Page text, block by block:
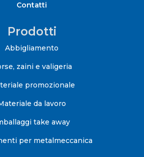
Contatti
Prodotti
Abbigliamento
zaini e valigeria
promozionale
da lavoro
take away
per metalmeccanica